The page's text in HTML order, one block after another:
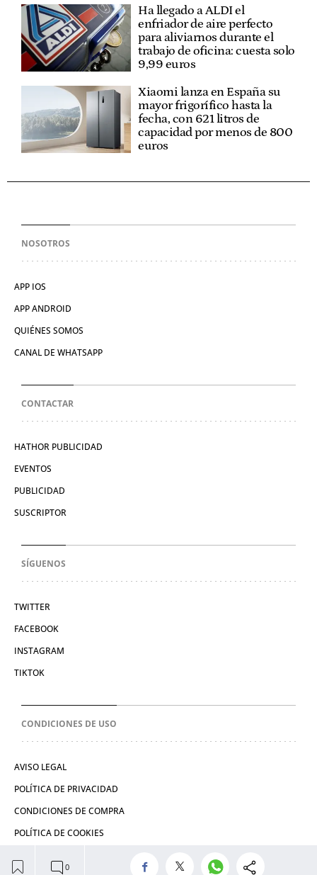
Ha llegado a ALDI el
enfriador de aire perfecto
para aliviarnos durante el
trabajo de oficina: cuesta solo
9,99 euros
Xiaomi lanza en España su
mayor frigorífico hasta la
fecha, con 621 litros de
capacidad por menos de 800
euros
NOSOTROS
APP IOS
APP ANDROID
QUIÉNES SOMOS
CANAL DE WHATSAPP
CONTACTAR
HATHOR PUBLICIDAD
EVENTOS
PUBLICIDAD
SUSCRIPTOR
SÍGUENOS
TWITTER
FACEBOOK
INSTAGRAM
TIKTOK
CONDICIONES DE USO
AVISO LEGAL
POLÍTICA DE PRIVACIDAD
CONDICIONES DE COMPRA
POLÍTICA DE COOKIES